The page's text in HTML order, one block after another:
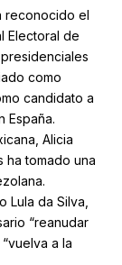
reconocido el
Electoral de
como
candidato a
España.
Alicia
ha tomado una
Lula da Silva,
“reanudar
a la